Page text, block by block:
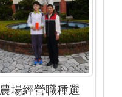
農場經營職種選